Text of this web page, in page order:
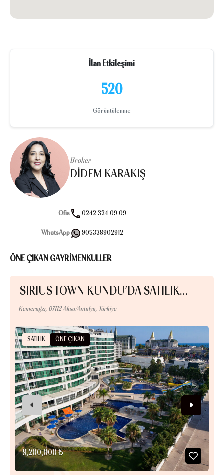
İlan Etkileşimi
520
Görüntülenme
Broker
DIDEM KARAKIŞ
Ofis 0242 324 09 09
WhatsApp 905338902912
ÖNE ÇIKAN GAYRİMENKULLER
SIRIUS TOWN KUNDU’DA SATILIK…
Kemerağzı, 07112 Aksu/Antalya, Türkiye
SATILIK ÖNE ÇIKAN
9,200,000 ₺